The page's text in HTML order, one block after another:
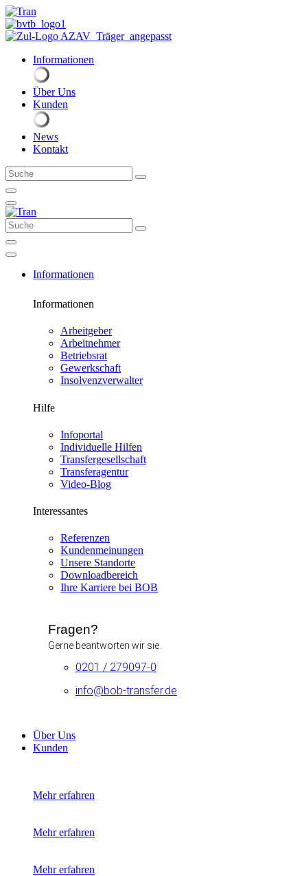
Zum
Inhalt
springen
Informationen
Über Uns
Kunden
News
Kontakt
Suche
Suche
Informationen
Informationen
Arbeitgeber
Arbeitnehmer
Betriebsrat
Gewerkschaft
Insolvenzverwalter
Hilfe
Infoportal
Individuelle Hilfen
Transfergesellschaft
Transferagentur
Video-Blog
Interessantes
Referenzen
Kundenmeinungen
Unsere Standorte
Downloadbereich
Ihre Karriere bei BOB
Fragen?
Gerne beantworten wir sie.
0201 / 279097-0
info@bob-transfer.de
Über Uns
Kunden
Mehr erfahren
Mehr erfahren
Mehr erfahren